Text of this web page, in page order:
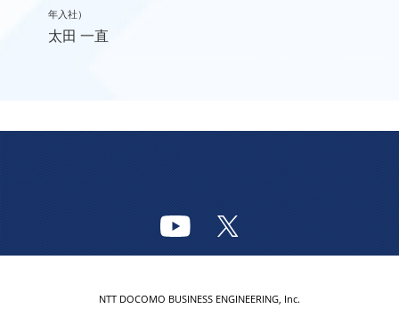
年入社）
太田 一直
NTT DOCOMO BUSINESS ENGINEERING, Inc.